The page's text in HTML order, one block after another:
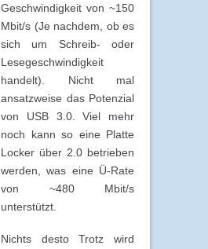
Geschwindigkeit von ~150
Mbit/s (Je nachdem, ob es
sich um Schreib- oder
Lesegeschwindigkeit
handelt). Nicht mal
ansatzweise das Potenzial
von USB 3.0. Viel mehr
noch kann so eine Platte
Locker über 2.0 betrieben
werden, was eine Ü-Rate
von ~480 Mbit/s
unterstützt.
Nichts desto Trotz wird